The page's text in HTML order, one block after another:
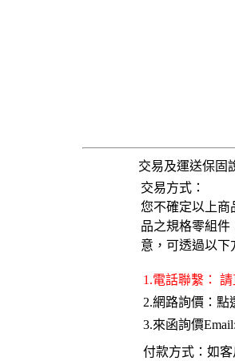
交易及運送保固
交易方式：
您不確定以上商
品之規格零組件
意，可透過以下
1.電話聯繫： 請
2.網路詢價：點
3.來函詢價Email:
付款方式：如